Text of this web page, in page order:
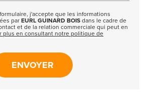
j'accepte que les informations
parEURL GUINARD BOISdans le cadre de
et de la relation commerciale qui peut en
plus en consultant notre politique de